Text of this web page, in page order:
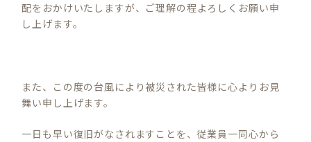
配をおかけいたしますが、ご理解の程よろしくお願い申
し上げます。
また、この度の台風により被災された皆様に心よりお見
舞い申し上げます。
一日も早い復旧がなされますことを、従業員一同心から